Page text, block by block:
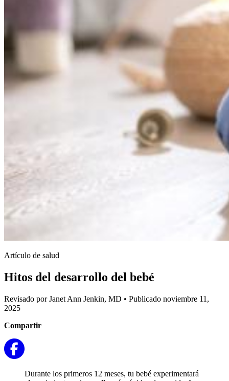
Artículo de salud
Hitos del desarrollo del bebé
Revisado por Janet Ann Jenkin, MD • Publicado noviembre 11,
2025
Compartir
Durante los primeros 12 meses, tu bebé experimentará